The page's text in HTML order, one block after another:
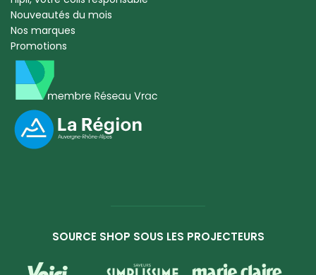
Nouveautés du mois
Nos marques
Promotions
SOURCE SHOP SOUS LES PROJECTEURS